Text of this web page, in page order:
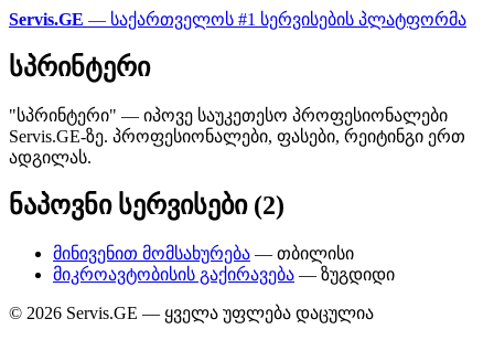
Servis.GE — საქართველოს #1 სერვისების პლატფორმა
სპრინტერი
"სპრინტერი" — იპოვე საუკეთესო პროფესიონალები
Servis.GE-ზე. პროფესიონალები, ფასები, რეიტინგი ერთ
ადგილას.
ნაპოვნი სერვისები (2)
მინივენით მომსახურება — თბილისი
მიკროავტობისის გაქირავება — ზუგდიდი
© 2026 Servis.GE — ყველა უფლება დაცულია